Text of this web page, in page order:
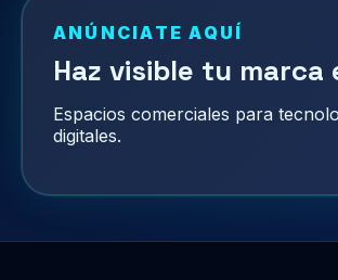
ANÚNCIATE AQUÍ
Haz visible tu marca
Espacios comerciales para
digitales.